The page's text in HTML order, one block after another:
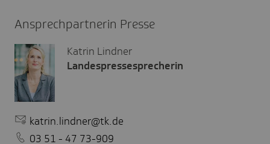
Ansprechpartnerin Presse
Katrin Lindner
Landespressesprecherin
katrin.lindner@tk.de
03 51 - 47 73-909